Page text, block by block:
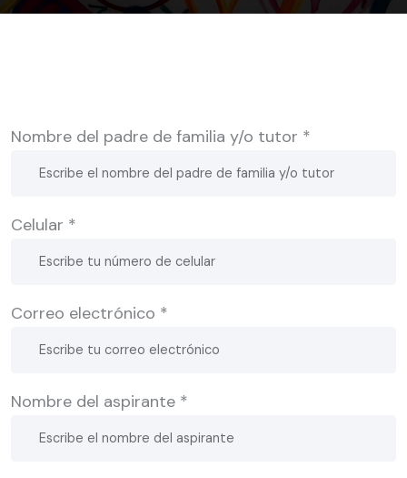
Nombre del padre de familia y/o tutor *
Celular *
Correo electrónico *
Nombre del aspirante *